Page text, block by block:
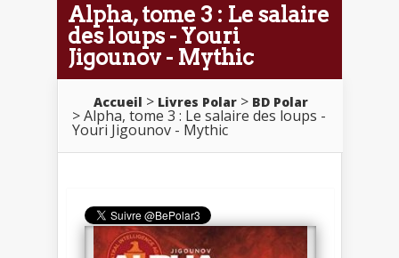
Alpha, tome 3 : Le salaire
des loups - Youri
Jigounov - Mythic
Accueil Livres Polar BD Polar
Alpha, tome 3 : Le salaire des loups -
Youri Jigounov - Mythic